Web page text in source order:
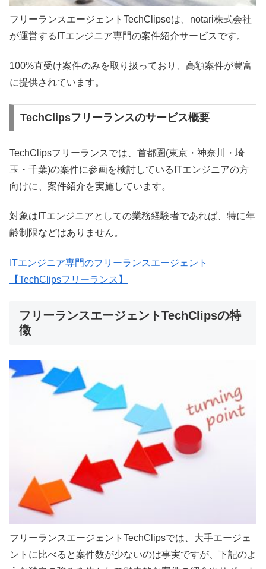
フリーランスエージェントTechClipseは、notari株式会社
が運営するITエンジニア専門の案件紹介サービスです。
100%直受け案件のみを取り扱っており、高額案件が豊富
に提供されています。
TechClipsフリーランスのサービス概要
TechClipsフリーランスでは、首都圏(東京・神奈川・埼
玉・千葉)の案件に参画を検討しているITエンジニアの方
向けに、案件紹介を実施しています。
対象はITエンジニアとしての業務経験者であれば、特に年
齢制限などはありません。
ITエンジニア専門のフリーランスエージェント
【TechClipsフリーランス】
フリーランスエージェントTechClipsの特
徴
フリーランスエージェントTechClipsでは、大手エージェ
ントに比べると案件数が少ないのは事実ですが、下記のよ